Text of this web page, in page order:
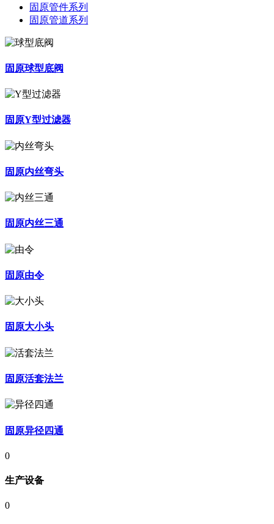
固原管件系列
固原管道系列
固原球型底阀
固原Y型过滤器
固原内丝弯头
固原内丝三通
固原由令
固原大小头
固原活套法兰
固原异径四通
0
生产设备
0